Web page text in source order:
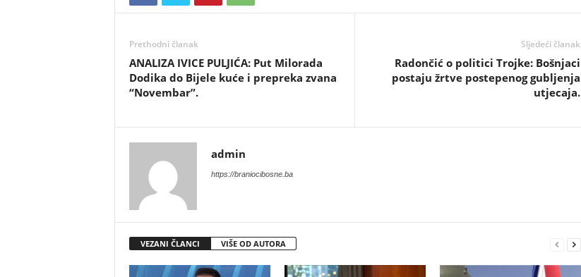
Prethodni članak
​ANALIZA IVICE PULJIĆA: Put Milorada
Dodika do Bijele kuće i prepreka zvana
“Novembar”.
Sljedeći članak
​Radončić o politici Trojke: Bošnjaci
postaju žrtve postepenog gubljenja
utjecaja.
admin
https://braniocibosne.ba
VEZANI ČLANCI VIŠE OD AUTORA